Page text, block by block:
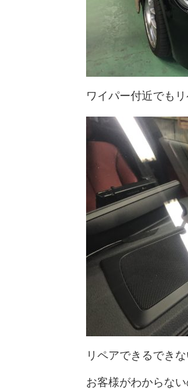
ワイパー付近でもリ
リペアできるでき
お客様がわからな